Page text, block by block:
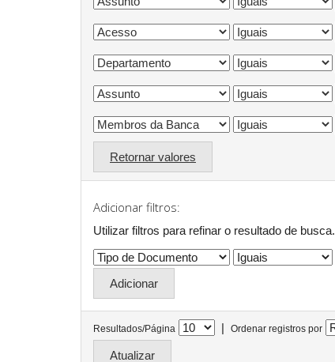
Retornar valores
Adicionar filtros:
Utilizar filtros para refinar o resultado de busca.
Resultados/Página | Ordenar registros por